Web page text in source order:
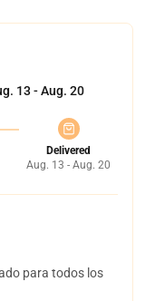
13 - Aug. 20
Delivered
Aug. 13 - Aug. 20
para todos los